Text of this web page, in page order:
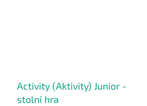
Activity (Aktivity) Junior -
stolní hra